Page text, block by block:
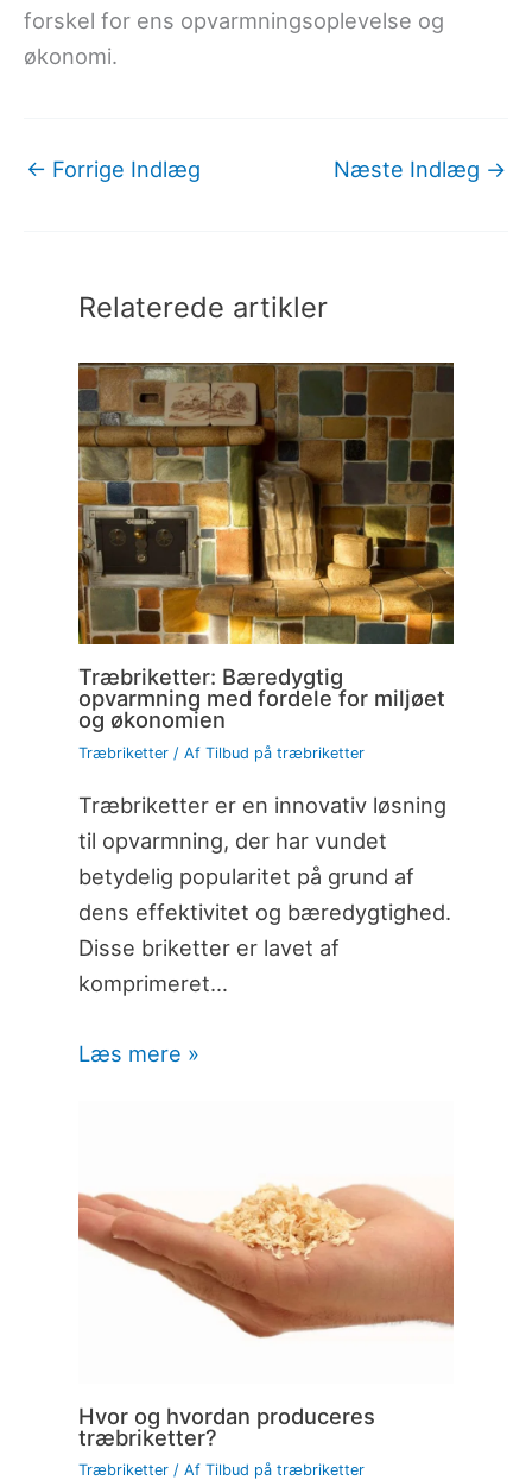
forskel for ens opvarmningsoplevelse og
økonomi.
← Forrige Indlæg Næste Indlæg →
Relaterede artikler
Træbriketter: Bæredygtig
opvarmning med fordele for miljøet
og økonomien
Træbriketter/ Af Tilbud på træbriketter
Træbriketter er en innovativ løsning
til opvarmning, der har vundet
betydelig popularitet på grund af
dens effektivitet og bæredygtighed.
Disse briketter er lavet af
komprimeret…
Læs mere »
Hvor og hvordan produceres
træbriketter?
Træbriketter/ Af Tilbud på træbriketter